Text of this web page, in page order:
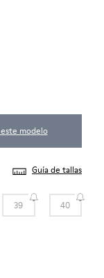
modelo
Guía de tallas
39 40